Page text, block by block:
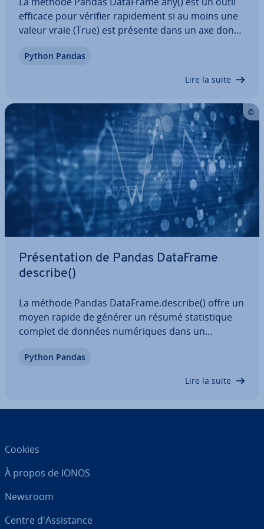
efficace pour vérifier ra­pi­de­ment si au moins une
valeur vraie (True) est présente dans un axe donné
pour l’analyse et la va­li­da­tion des données. Nous
Python Pandas
Lire la suite
Pré­sen­ta­tion de Pandas DataFrame
describe()
La méthode Pandas DataFrame.describe() offre un
moyen rapide de générer un résumé sta­tis­tique
complet de données nu­mé­riques dans un
quantiles et de spécifier les types de données, elle
Python Pandas
Lire la suite
Cookies
À propos de IONOS
Newsroom
Centre d'As­sis­tance